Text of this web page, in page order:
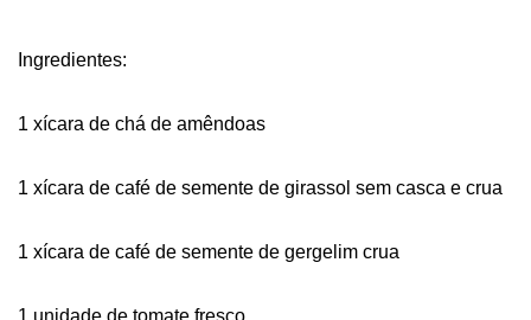
Ingredientes:
1 xícara de chá de amêndoas
1 xícara de café de semente de girassol sem casca e crua
1 xícara de café de semente de gergelim crua
1 unidade de tomate fresco